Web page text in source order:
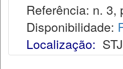
Referência: n. 3,
Disponibilidade:
Localização: STJ